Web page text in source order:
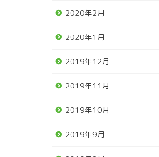
2020年2月
2020年1月
2019年12月
2019年11月
2019年10月
2019年9月